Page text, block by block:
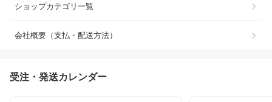
ショップカテゴリ一覧
会社概要（支払・配送方法）
受注・発送カレンダー